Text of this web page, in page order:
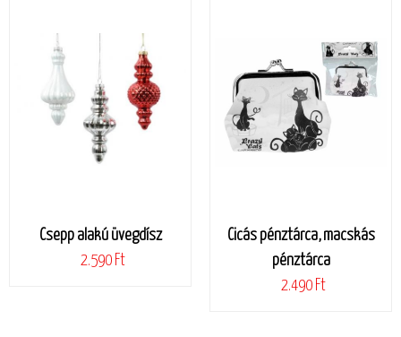
Csepp alakú üvegdísz
2.590 Ft
Cicás pénztárca, macskás
pénztárca
2.490 Ft